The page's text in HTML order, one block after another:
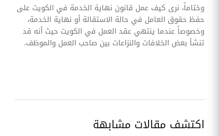
وختاماً، نرى كيف عمل قانون نهاية الخدمة في الكويت على
حفظ حقوق العامل في حالة الاستقالة أو نهاية الخدمة،
وخصوصاً عندما ينتهي عقد العمل في الكويت حيث أنه قد
تنشأ بعض الخلافات والنزاعات بين صاحب العمل والموظف.
اكتشف مقالات مشابهة